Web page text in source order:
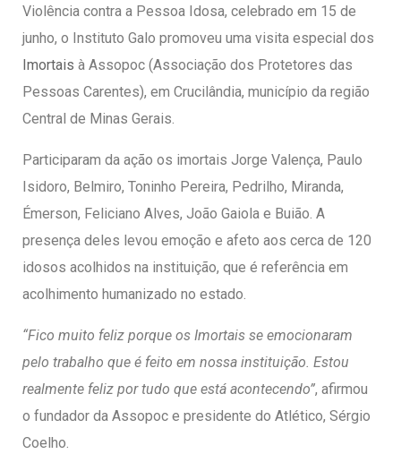
Violência contra a Pessoa Idosa, celebrado em 15 de
junho, o Instituto Galo promoveu uma visita especial dos
Imortais à Assopoc (Associação dos Protetores das
Pessoas Carentes), em Crucilândia, município da região
Central de Minas Gerais.
Participaram da ação os imortais Jorge Valença, Paulo
Isidoro, Belmiro, Toninho Pereira, Pedrilho, Miranda,
Émerson, Feliciano Alves, João Gaiola e Buião. A
presença deles levou emoção e afeto aos cerca de 120
idosos acolhidos na instituição, que é referência em
acolhimento humanizado no estado.
“Fico muito feliz porque os Imortais se emocionaram
pelo trabalho que é feito em nossa instituição. Estou
realmente feliz por tudo que está acontecendo”, afirmou
o fundador da Assopoc e presidente do Atlético, Sérgio
Coelho.